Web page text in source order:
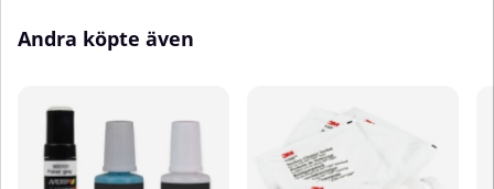
Andra köpte även